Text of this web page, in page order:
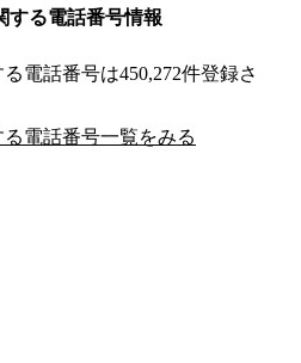
する電話番号情報
電話番号は450,272件登録さ
電話番号一覧をみる